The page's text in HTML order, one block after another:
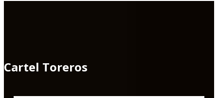
Cartel Toreros